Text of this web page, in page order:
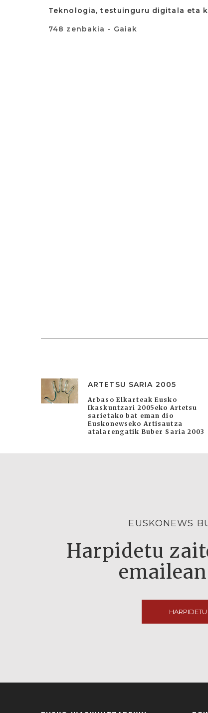
Teknologia, testuinguru digitala eta
748 zenbakia - Gaiak
ARTETSU SARIA 2005
Arbaso Elkarteak Eusko
Ikaskuntzari 2005eko Artetsu
sarietako bat eman dio
Euskonewseko Artisautza
atalarengatik Buber Saria 2003
EUSKONEWS
Harpidetu
HARPIDETU